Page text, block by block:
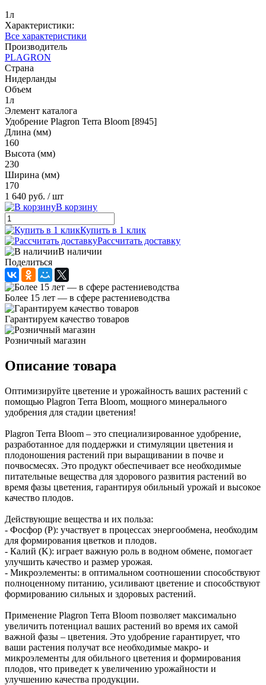
1л
Характеристики:
Все характеристики
Производитель
PLAGRON
Страна
Нидерланды
Объем
1л
Элемент каталога
Удобрение Plagron Terra Bloom [8945]
Длина (мм)
160
Высота (мм)
230
Ширина (мм)
170
1 640 руб. / шт
В корзину
Купить в 1 клик
Рассчитать доставку
В наличии
Поделиться
Более 15 лет — в сфере растениеводства
Гарантируем качество товаров
Розничный магазин
Описание товара
Оптимизируйте цветение и урожайность ваших растений с
помощью Plagron Terra Bloom, мощного минерального
удобрения для стадии цветения!
Plagron Terra Bloom – это специализированное удобрение,
разработанное для поддержки и стимуляции цветения и
плодоношения растений при выращивании в почве и
почвосмесях. Это продукт обеспечивает все необходимые
питательные вещества для здорового развития растений во
время фазы цветения, гарантируя обильный урожай и высокое
качество плодов.
Действующие вещества и их польза:
- Фосфор (P): участвует в процессах энергообмена, необходим
для формирования цветков и плодов.
- Калий (K): играет важную роль в водном обмене, помогает
улучшить качество и размер урожая.
- Микроэлементы: в оптимальном соотношении способствуют
полноценному питанию, усиливают цветение и способствуют
формированию сильных и здоровых растений.
Применение Plagron Terra Bloom позволяет максимально
увеличить потенциал ваших растений во время их самой
важной фазы – цветения. Это удобрение гарантирует, что
ваши растения получат все необходимые макро- и
микроэлементы для обильного цветения и формирования
плодов, что приведет к увеличению урожайности и
улучшению качества продукции.